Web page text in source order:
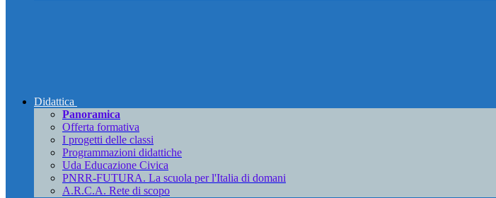
Didattica
Panoramica
Offerta formativa
I progetti delle classi
Programmazioni didattiche
Uda Educazione Civica
PNRR-FUTURA. La scuola per l'Italia di domani
A.R.C.A. Rete di scopo